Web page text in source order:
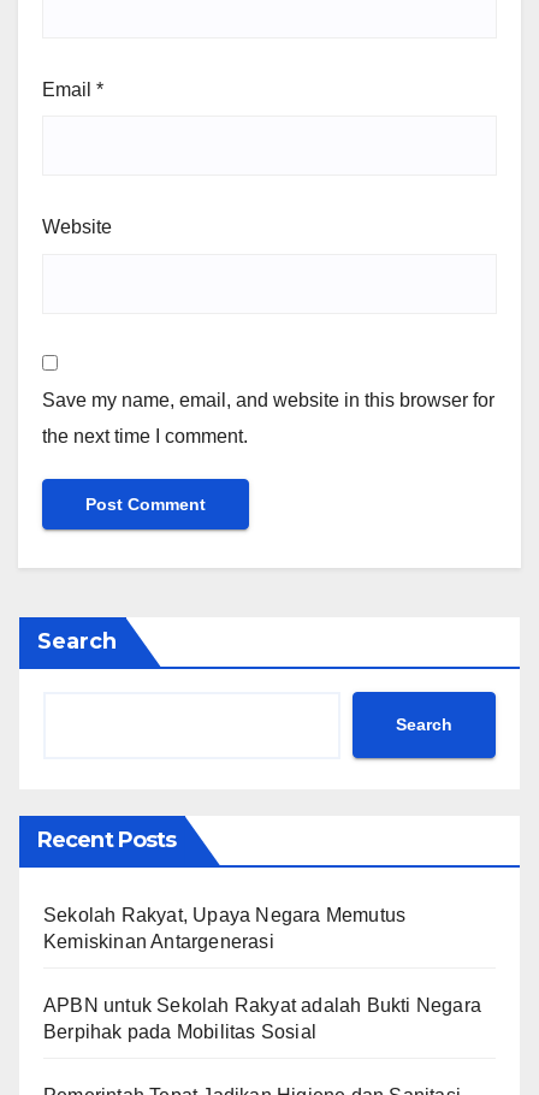
Email *
Website
Save my name, email, and website in this browser for
the next time I comment.
Search
Search
Recent Posts
Sekolah Rakyat, Upaya Negara Memutus
Kemiskinan Antargenerasi
APBN untuk Sekolah Rakyat adalah Bukti Negara
Berpihak pada Mobilitas Sosial